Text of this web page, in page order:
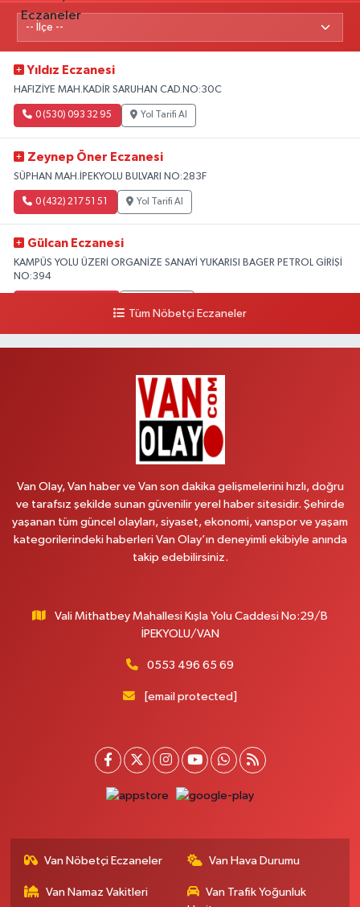
Yıldız Eczanesi
HAFIZİYE MAH.KADİR SARUHAN CAD.NO:30C
0 (530) 093 32 95 Yol Tarifi Al
Zeynep Öner Eczanesi
SÜPHAN MAH.İPEKYOLU BULVARI NO:283F
0 (432) 217 51 51 Yol Tarifi Al
Gülcan Eczanesi
KAMPÜS YOLU ÜZERİ ORGANİZE SANAYİ YUKARISI BAGER PETROL GİRİŞİ
NO:394
HEKİM HASTANESİ ACİL KARŞISI
Yol Tarifi Al
MAHMUDİYE MAH.ATATÜRK CAD.NO:17B
0 (531) 621 69 65 Yol Tarifi Al
Onay Eczanesi
Yenı Derman Eczanesi
Akdamar Hastanesi Acil yanı. İpekyolu. Hatuniye mahallesi terzioğlu, Eski
Yol Tarifi Al
Hayat Eczanesi
Kışla Mah.Çınarlı Cad.1038 Sk.No:93 3-4
0 (432) 354 37 36 Yol Tarifi Al
Tüm Nöbetçi Eczaneler
Van Olay, Van haber ve Van son dakika gelişmelerini hızlı, doğru
ve tarafsız şekilde sunan güvenilir yerel haber sitesidir. Şehirde
yaşanan tüm güncel olayları, siyaset, ekonomi, vanspor ve yaşam
kategorilerindeki haberleri Van Olay’ın deneyimli ekibiyle anında
takip edebilirsiniz.
Vali Mithatbey Mahallesi Kışla Yolu Caddesi No:29/B
İPEKYOLU/VAN
0553 496 65 69
[email protected]
Van Nöbetçi Eczaneler Van Hava Durumu
Van Namaz Vakitleri
Van Trafik Yoğunluk